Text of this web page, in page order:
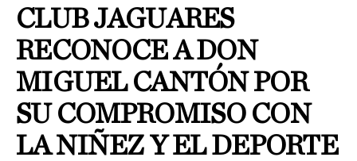
CLUB JAGUARES
RECONOCE A DON
MIGUEL CANTÓN POR
SU COMPROMISO CON
LA NIÑEZ Y EL DEPORTE